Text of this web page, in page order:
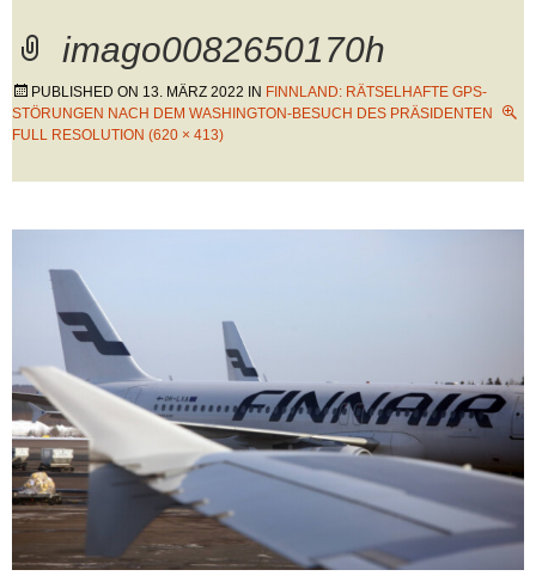
imago0082650170h
PUBLISHED ON 13. MÄRZ 2022 IN FINNLAND: RÄTSELHAFTE GPS-
STÖRUNGEN NACH DEM WASHINGTON-BESUCH DES PRÄSIDENTEN
FULL RESOLUTION (620 × 413)